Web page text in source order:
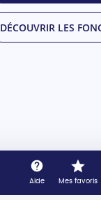
DÉCOUVRIR LES